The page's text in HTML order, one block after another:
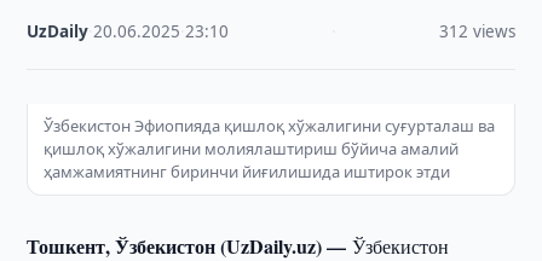
UzDaily ·20.06.2025 ·23:10 312 views
Ўзбекистон Эфиопияда қишлоқ хўжалигини суғурталаш ва
қишлоқ хўжалигини молиялаштириш бўйича амалий
ҳамжамиятнинг биринчи йиғилишида иштирок этди
Тошкент, Ўзбекистон (UzDaily.uz) —Ўзбекистон